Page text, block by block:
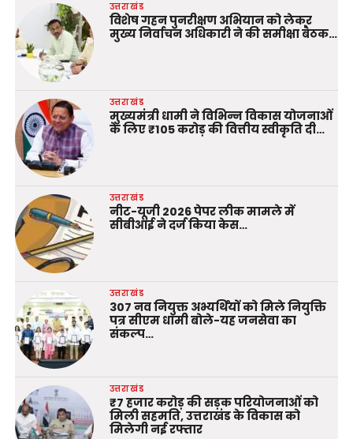
उत्तराखंड
विशेष गहन पुनरीक्षण अभियान को लेकर
मुख्य निर्वाचन अधिकारी ने की समीक्षा बैठक…
उत्तराखंड
मुख्यमंत्री धामी ने विभिन्न विकास योजनाओं
के लिए ₹105 करोड़ की वित्तीय स्वीकृति दी…
उत्तराखंड
नीट-यूजी 2026 पेपर लीक मामले में
सीबीआई ने दर्ज किया केस…
उत्तराखंड
307 नव नियुक्त अभ्यर्थियों को मिले नियुक्ति
पत्र सीएम धामी बोले-यह जनसेवा का
संकल्प…
उत्तराखंड
₹7 हजार करोड़ की सड़क परियोजनाओं को
मिली सहमति, उत्तराखंड के विकास को
मिलेगी नई रफ्तार